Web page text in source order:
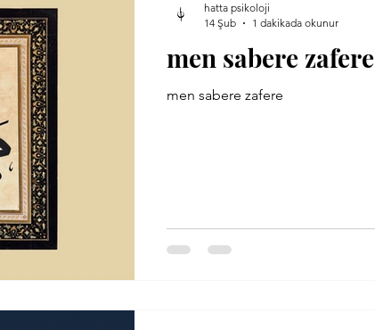
men sabere zafere
men sabere zafere
hatta psikoloji
14 Şub
1 dakikada okunur